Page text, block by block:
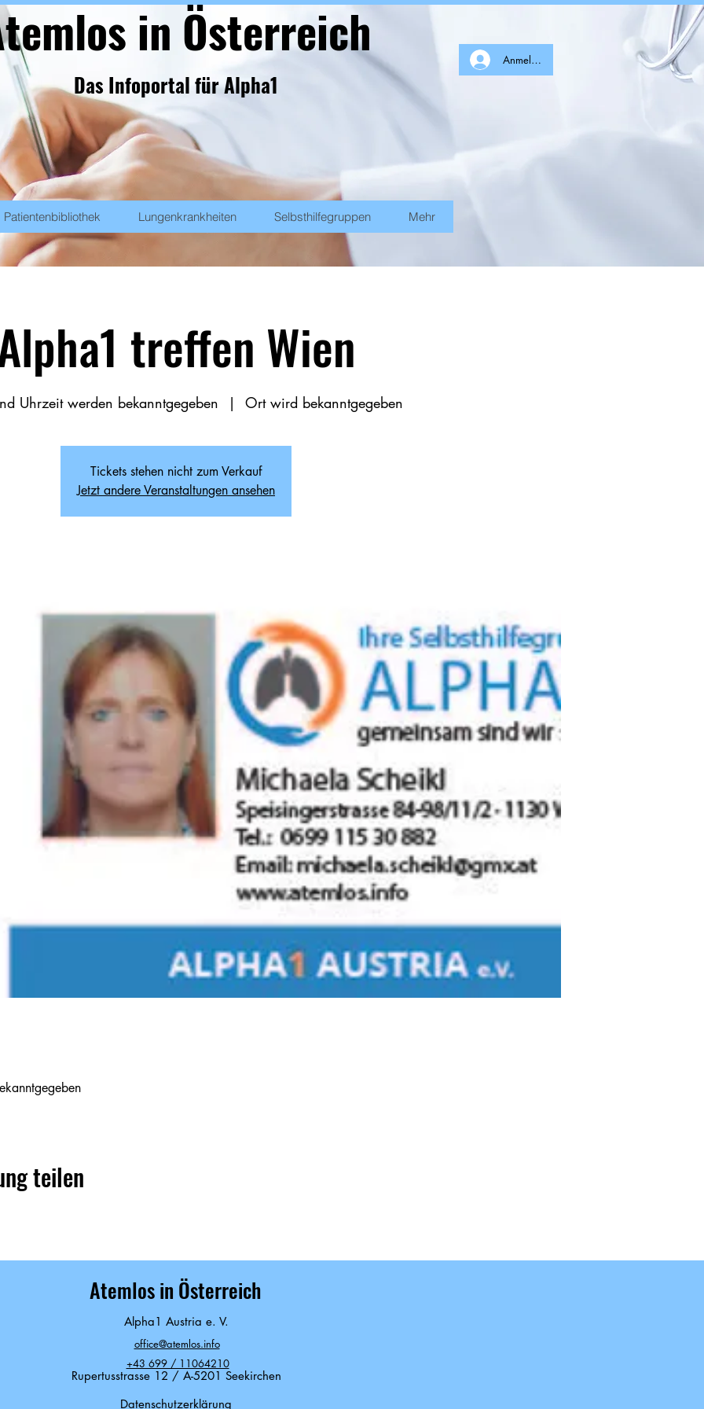
in Österreich
Das Infoportal für Alpha1
Patientenbibliothek Lungenkrankheiten Selbsthilfegruppen Mehr
Anmelden
treffen Wien
Uhrzeit werden bekanntgegeben
  |
Ort wird bekanntgegeben
Tickets stehen nicht zum Verkauf
Jetzt andere Veranstaltungen ansehen
teilen
Atemlos in Österreich
Alpha1 Austria e. V.
Rupertusstrasse 12 / A-5201 Seekirchen
Datenschutzerklärung
office@atemlos.info
+43 699 / 11064210